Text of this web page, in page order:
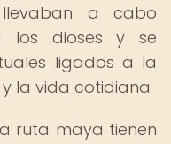
a cabo
los dioses y se
ligados a la
la vida cotidiana.
ruta maya tienen